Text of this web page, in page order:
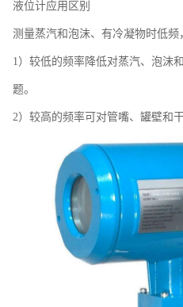
液位计应用区别
测量蒸汽和泡沫、有冷凝物时低频
1）较低的频率降低对蒸汽、泡沫
题。
2）较高的频率可对管嘴、罐壁和